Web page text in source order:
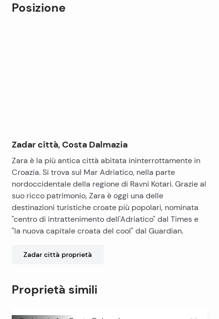
dovrebbe lavori di restauro parziale. Piani sono
Posizione
Zadar città, Costa Dalmazia
Zara è la più antica città abitata ininterrottamente in
Croazia. Si trova sul Mar Adriatico, nella parte
nordoccidentale della regione di Ravni Kotari. Grazie al
suo ricco patrimonio, Zara è oggi una delle
destinazioni turistiche croate più popolari, nominata
"centro di intrattenimento dell'Adriatico" dal Times e
"la nuova capitale croata del cool" dal Guardian.
Zadar città proprietà
Proprietà simili